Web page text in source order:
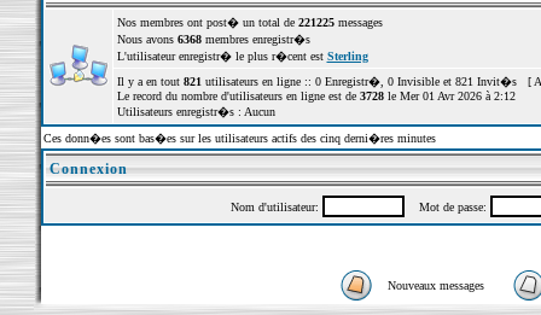
Nos membres ont post� un total de 221225messages
Nous avons 6368membres enregistr�s
L'utilisateur enregistr� le plus r�cent est Sterling
Il y a en tout 821 utilisateurs en ligne :: 0 Enregistr�, 0 Invisible et 821 Invit�s [
Le record du nombre d'utilisateurs en ligne est de 3728le Mer 01 Avr 2026 à 2:12
Utilisateurs enregistr�s : Aucun
Ces donn�es sont bas�es sur les utilisateurs actifs des cinq derni�res minutes
Connexion
Nom d'utilisateur: Mot de passe:
Nouveaux messages